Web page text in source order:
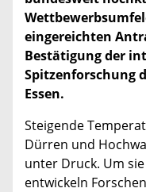
eingereichten
Bestätigung der
Spitzenforschung
Essen.
Steigende
Dürren und
unter Druck. Um
entwickeln